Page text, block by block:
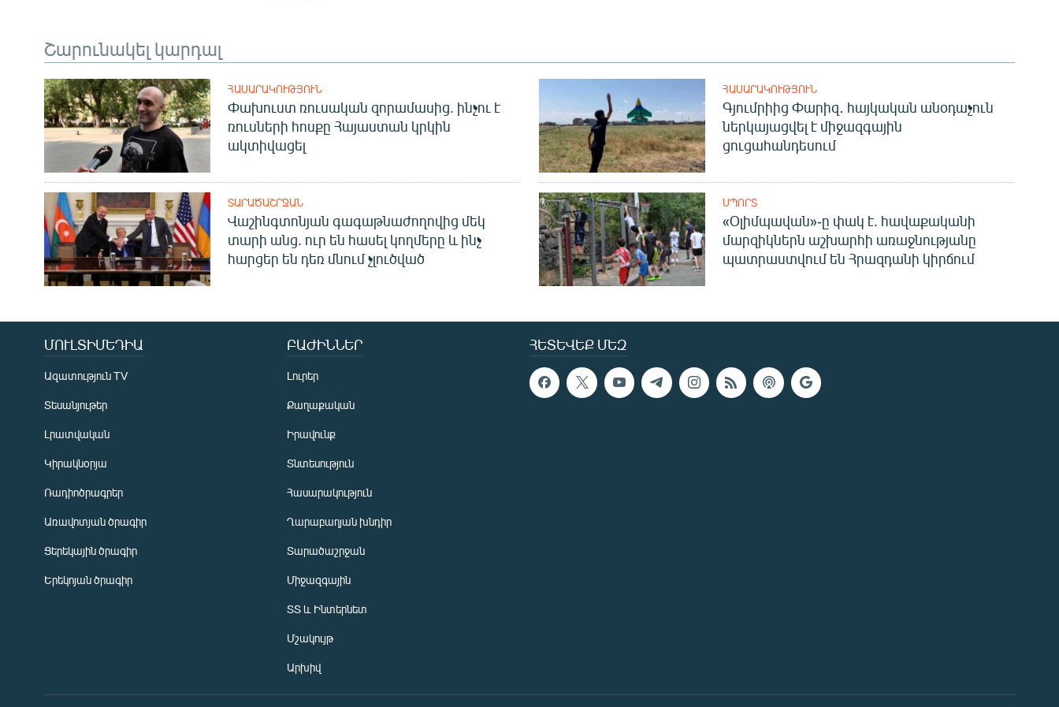
Շարունակել կարդալ
ՀԱՍԱՐԱԿՈՒԹՅՈՒՆ
Փախուստ ռուսական զորամասից. ինչու է
ռուսների հոսքը Հայաստան կրկին
ակտիվացել
ՀԱՍԱՐԱԿՈՒԹՅՈՒՆ
Գյումրիից Փարիզ․ հայկական անօդաչուն
ներկայացվել է միջազգային
ցուցահանդեսում
ՏԱՐԱԾԱՇՐՋԱՆ
Վաշինգտոնյան գագաթնաժողովից մեկ
տարի անց. ուր են հասել կողմերը և ինչ
հարցեր են դեռ մնում չլուծված
ՍՊՈՐՏ
«Օլիմպավան»-ը փակ է. հավաքականի
մարզիկներն աշխարհի առաջնությանը
պատրաստվում են Հրազդանի կիրճում
ՀԵՏԵՎԵՔ ՄԵԶ
ՄՈՒԼՏԻՄԵԴԻԱ
Ազատություն TV
Տեսանյութեր
Լրատվական
Կիրակնօրյա
Ռադիոծրագրեր
Առավոտյան ծրագիր
Ցերեկային ծրագիր
Երեկոյան ծրագիր
ԲԱԺԻՆՆԵՐ
Լուրեր
Քաղաքական
Իրավունք
Տնտեսություն
Հասարակություն
Ղարաբաղյան խնդիր
Տարածաշրջան
Միջազգային
ՏՏ և Ինտերնետ
Մշակույթ
Արխիվ